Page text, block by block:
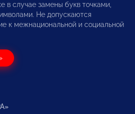
в случае замены букв точками,
Не допускаются
к межнациональной и социальной